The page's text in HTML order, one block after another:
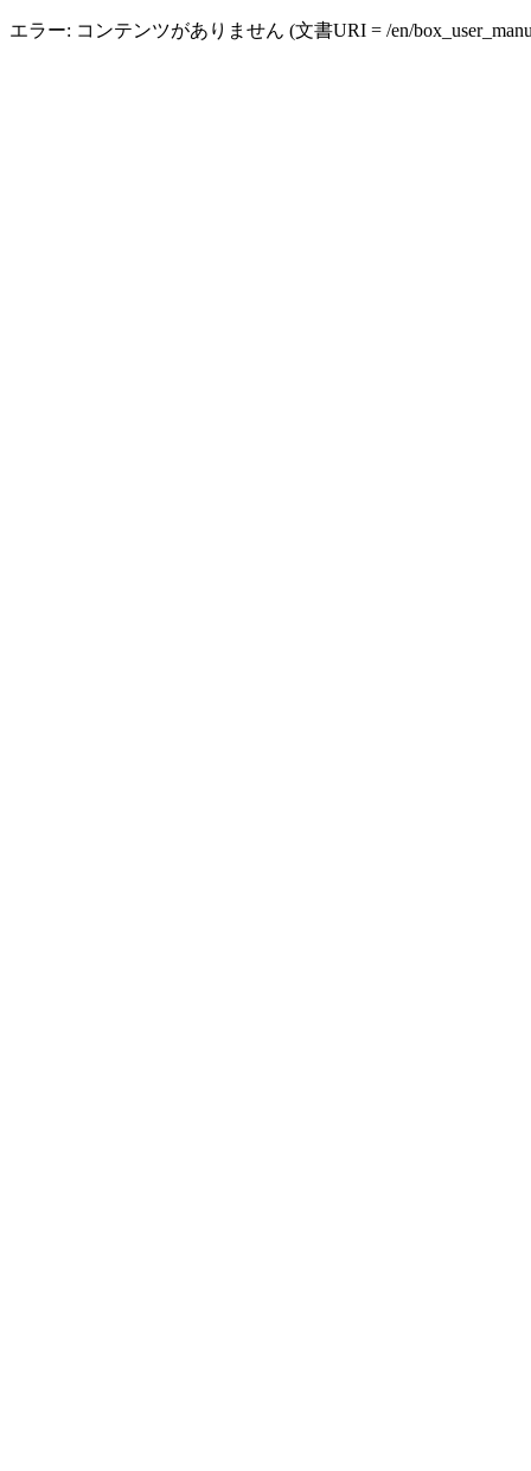
エラー: コンテンツがありません (文書URI = /en/